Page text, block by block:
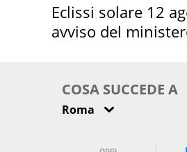
Eclissi solare 12
avviso del